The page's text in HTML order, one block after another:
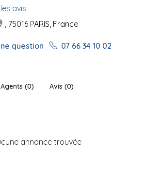
avis
, 75016 PARIS, France
question 07 66 34 10 02
Agents (0) Avis (0)
annonce trouvée